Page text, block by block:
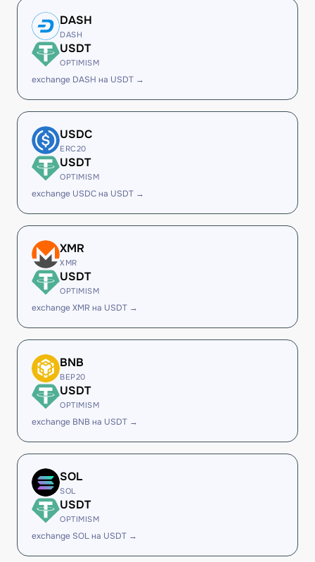
DASH
DASH
USDT
OPTIMISM
exchange DASH на USDT →
USDC
ERC20
USDT
OPTIMISM
exchange USDC на USDT →
XMR
XMR
USDT
OPTIMISM
exchange XMR на USDT →
BNB
BEP20
USDT
OPTIMISM
exchange BNB на USDT →
SOL
SOL
USDT
OPTIMISM
exchange SOL на USDT →